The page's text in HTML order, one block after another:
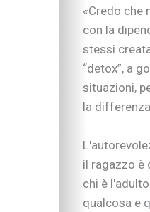
Nipoti
Vivere
A “tu
«Credo che
con la
stessi
“detox”, a
situazioni,
la
il ragazzo è
chi è
qualcosa e